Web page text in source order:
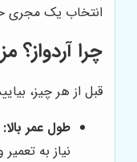
انتخاب یک مجری
چرا آردواز؟
قبل از هر چیز،
طول عمر بالا:
نیاز به